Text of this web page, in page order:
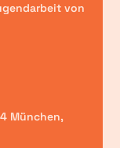
von
München,